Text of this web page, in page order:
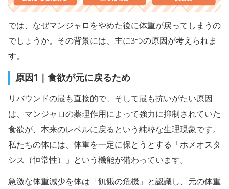
では、なぜマンジャロをやめた後に体重が戻ってしまうの
でしょうか。その背景には、主に3つの原因が考えられま
す。
原因1｜食欲が元に戻るため
リバウンドの最も直接的で、そして最も抗いがたい原因
は、マンジャロの薬理作用によって強力に抑制されていた
食欲が、本来のレベルに戻るという純粋な生理現象です。
私たちの体には、体重を一定に保とうとする「ホメオスタ
シス（恒常性）」という機能が備わっています。
急激な体重減少を体は「飢餓の危機」と認識し、元の体重